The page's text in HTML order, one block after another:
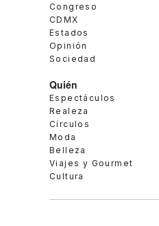
Congreso
CDMX
Estados
Opinión
Sociedad
Quién
Espectáculos
Realeza
Círculos
Moda
Belleza
Viajes y Gourmet
Cultura